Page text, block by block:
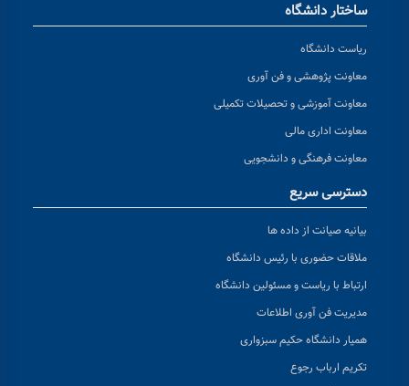
ساختار دانشگاه
ریاست دانشگاه
معاونت پژوهشی و فن آوری
معاونت آموزشی و تحصیلات تکمیلی
معاونت اداری مالی
معاونت فرهنگی و دانشجویی
دسترسی سریع
بیانیه صیانت از داده ها
ملاقات حضوری با رئیس دانشگاه
ارتباط با ریاست و مسئولین دانشگاه
مدیریت فن آوری اطلاعات
همیار دانشگاه حکیم سبزواری
تکریم ارباب رجوع